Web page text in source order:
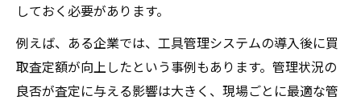
しておく必要があります。
例えば、ある企業では、工具管理システムの導入後に買
取査定額が向上したという事例もあります。管理状況の
良否が査定に与える影響は大きく、現場ごとに最適な管